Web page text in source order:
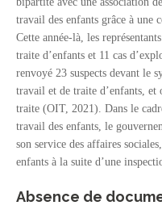
travail des enfants grâce à
Cette année-là, les
traite d’enfants et 11 cas
renvoyé 23 suspects devant le
travail et de traite d’enfants,
traite (OIT, 2021). Dans le
travail des enfants, le
son service des affaires
enfants à la suite d’une
Absence de